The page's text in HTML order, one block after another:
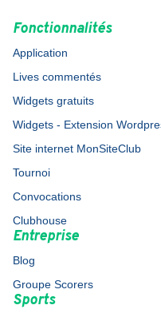
Fonctionnalités
Application
Lives commentés
Widgets gratuits
Widgets - Extension
Site internet MonSiteClub
Tournoi
Convocations
Clubhouse
Entreprise
Blog
Groupe Scorers
Sports